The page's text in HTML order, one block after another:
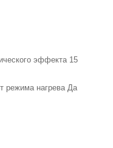
эффекта 15
режима нагрева Да